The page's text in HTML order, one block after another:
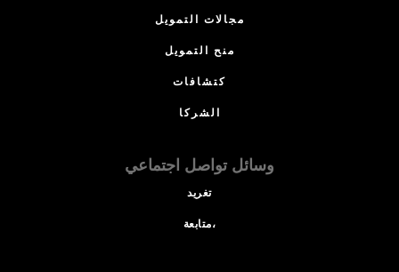
مجالات التمويل
منح التمويل
كتشافات
الشركا
وسائل تواصل اجتماعي
تغريد
متابعة،